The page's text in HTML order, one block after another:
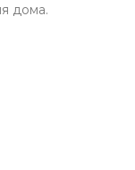
дома.